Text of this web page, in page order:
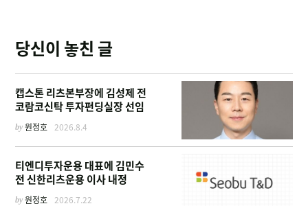
당신이 놓친 글
캡스톤 리츠본부장에 김성제 전
코람코신탁 투자펀딩실장 선임
by원정호 2026.8.4
티엔디투자운용 대표에 김민수
전 신한리츠운용 이사 내정
by원정호 2026.7.22